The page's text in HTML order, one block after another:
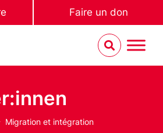
Faire un don
Migration et intégration